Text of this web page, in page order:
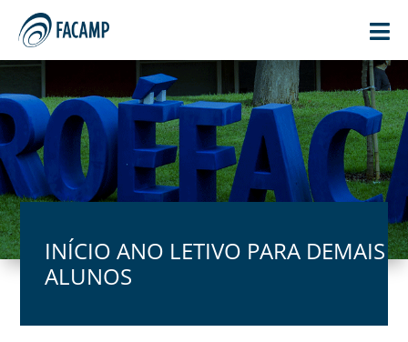

INÍCIO ANO LETIVO PARA DEMAIS
ALUNOS